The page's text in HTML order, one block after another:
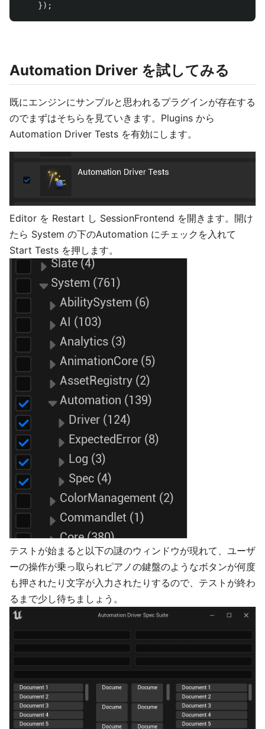
});
Automation Driver を試してみる
既にエンジンにサンプルと思われるプラグインが存在する
のでまずはそちらを見ていきます。Plugins から
Automation Driver Tests を有効にします。
Editor を Restart し SessionFrontend を開きます。開け
たら System の下のAutomation にチェックを入れて
Start Tests を押します。
テストが始まると以下の謎のウィンドウが現れて、ユーザ
ーの操作が乗っ取られピアノの鍵盤のようなボタンが何度
も押されたり文字が入力されたりするので、テストが終わ
るまで少し待ちましょう。